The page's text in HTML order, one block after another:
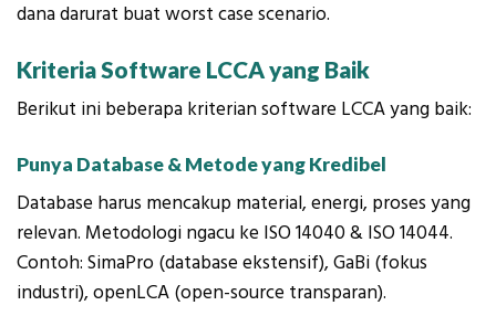
dana darurat buat worst case scenario.
Kriteria Software LCCA yang Baik
Berikut ini beberapa kriterian software LCCA yang baik:
Punya Database & Metode yang Kredibel
Database harus mencakup material, energi, proses yang
relevan. Metodologi ngacu ke ISO 14040 & ISO 14044.
Contoh: SimaPro (database ekstensif), GaBi (fokus
industri), openLCA (open-source transparan).